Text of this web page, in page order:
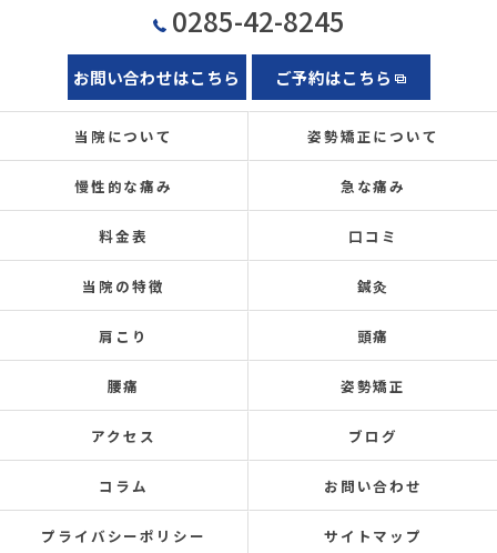
0285-42-8245
お問い合わせはこちら ご予約はこちら
当院について 姿勢矯正について
慢性的な痛み 急な痛み
料金表 口コミ
当院の特徴 鍼灸
肩こり 頭痛
腰痛 姿勢矯正
アクセス ブログ
コラム お問い合わせ
プライバシーポリシー サイトマップ